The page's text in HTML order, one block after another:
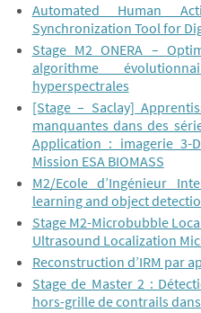
Automated Human
Synchronization Tool for
Stage M2 ONERA –
algorithme
hyperspectrales
[Stage – Saclay]
manquantes dans des
Application : imagerie 3-
Mission ESA BIOMASS
M2/Ecole d’Ingénieur
learning and object
Stage M2-Microbubble
Ultrasound Localization
Reconstruction d’IRM par
Stage de Master 2 :
hors-grille de contrails